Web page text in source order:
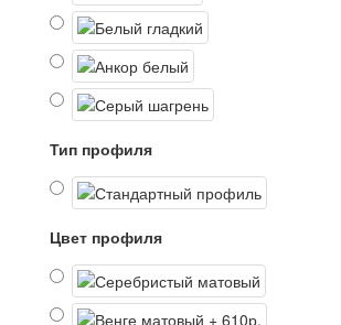
Тип профиля
Цвет профиля